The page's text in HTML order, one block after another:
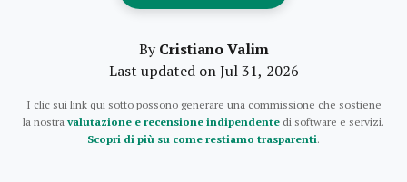
ByCristiano Valim
Last updated on Jul 31, 2026
I clic sui link qui sotto possono generare una commissione che sostiene
la nostra valutazione e recensione indipendente di software e servizi.
Scopri di più su come restiamo trasparenti.